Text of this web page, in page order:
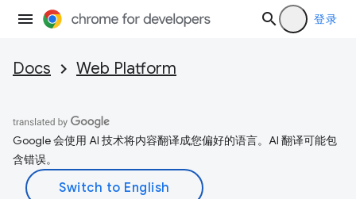
登录
Docs Web Platform
Google 会使用 AI 技术将内容翻译成您偏好的语言。AI 翻译可能包
含错误。